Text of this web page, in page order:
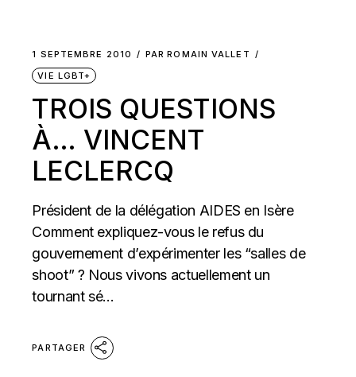
1 SEPTEMBRE 2010 PAR ROMAIN VALLET
VIE LGBT+
TROIS QUESTIONS
À… VINCENT
LECLERCQ
Président de la délégation AIDES en Isère
Comment expliquez-vous le refus du
gouvernement d’expérimenter les “salles de
shoot” ? Nous vivons actuellement un
tournant sé...
PARTAGER